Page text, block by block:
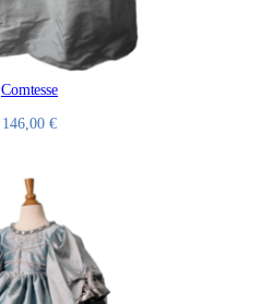
Comtesse
146,00 €